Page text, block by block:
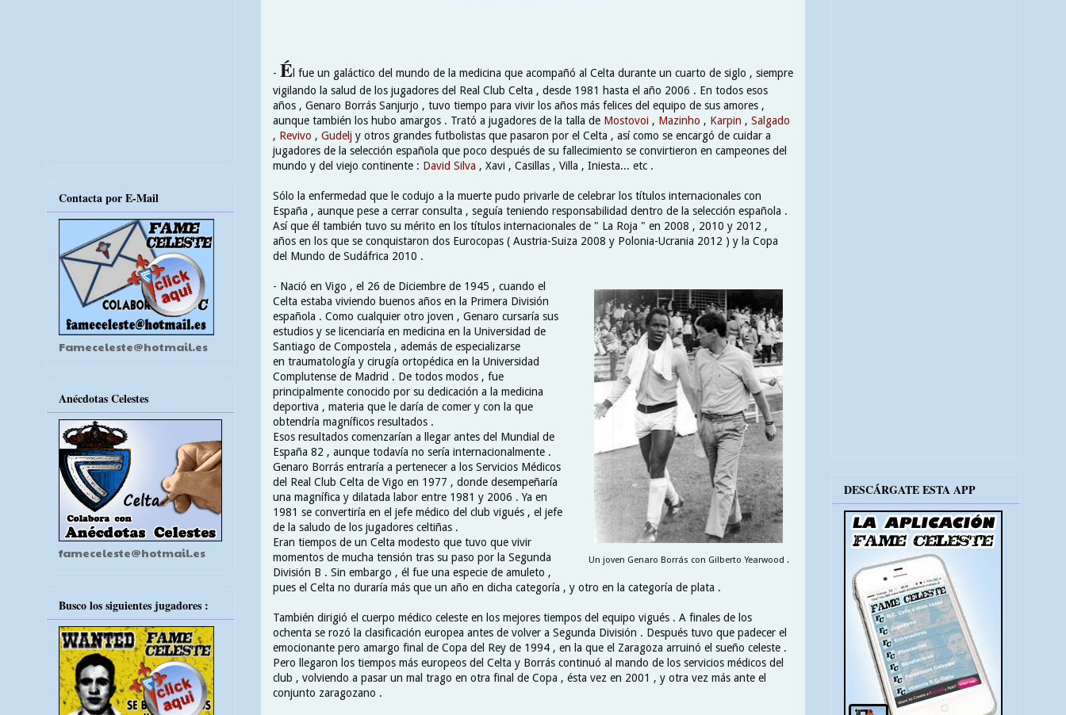
- Él fue un galáctico del mundo de la medicina que acompañó al Celta durante un cuarto de siglo , siempre
vigilando la salud de los jugadores del Real Club Celta , desde 1981 hasta el año 2006 . En todos esos
años , Genaro Borrás Sanjurjo , tuvo tiempo para vivir los años más felices del equipo de sus amores ,
aunque también los hubo amargos . Trató a jugadores de la talla de Mostovoi , Mazinho , Karpin , Salgado
, Revivo , Gudelj y otros grandes futbolistas que pasaron por el Celta , así como se encargó de cuidar a
jugadores de la selección española que poco después de su fallecimiento se convirtieron en campeones del
mundo y del viejo continente : David Silva , Xavi , Casillas , Villa , Iniesta... etc .
Sólo la enfermedad que le codujo a la muerte pudo privarle de celebrar los títulos internacionales con
España , aunque pese a cerrar consulta , seguía teniendo responsabilidad dentro de la selección española .
Así que él también tuvo su mérito en los títulos internacionales de " La Roja " en 2008 , 2010 y 2012 ,
años en los que se conquistaron dos Eurocopas ( Austria-Suiza 2008 y Polonia-Ucrania 2012 ) y la Copa
del Mundo de Sudáfrica 2010 .
Un joven Genaro Borrás con Gilberto Yearwood .
- Nació en Vigo , el 26 de Diciembre de 1945 , cuando el
Celta estaba viviendo buenos años en la Primera División
española . Como cualquier otro joven , Genaro cursaría sus
estudios y se licenciaría en medicina en la Universidad de
Santiago de Compostela , además de especializarse
en traumatología y cirugía ortopédica en la Universidad
Complutense de Madrid . De todos modos , fue
principalmente conocido por su dedicación a la medicina
deportiva , materia que le daría de comer y con la que
obtendría magníficos resultados .
Esos resultados comenzarían a llegar antes del Mundial de
España 82 , aunque todavía no sería internacionalmente .
Genaro Borrás entraría a pertenecer a los Servicios Médicos
del Real Club Celta de Vigo en 1977 , donde desempeñaría
una magnífica y dilatada labor entre 1981 y 2006 . Ya en
1981 se convertiría en el jefe médico del club vigués , el jefe
de la saludo de los jugadores celtiñas .
Eran tiempos de un Celta modesto que tuvo que vivir
momentos de mucha tensión tras su paso por la Segunda
División B . Sin embargo , él fue una especie de amuleto ,
pues el Celta no duraría más que un año en dicha categoría , y otro en la categoría de plata .
También dirigió el cuerpo médico celeste en los mejores tiempos del equipo vigués . A finales de los
ochenta se rozó la clasificación europea antes de volver a Segunda División . Después tuvo que padecer el
emocionante pero amargo final de Copa del Rey de 1994 , en la que el Zaragoza arruinó el sueño celeste .
Pero llegaron los tiempos más europeos del Celta y Borrás continuó al mando de los servicios médicos del
club , volviendo a pasar un mal trago en otra final de Copa , ésta vez en 2001 , y otra vez más ante el
conjunto zaragozano .
Contacta por E-Mail
Fameceleste@hotmail.es
Anécdotas Celestes
fameceleste@hotmail.es
Busco los siguientes jugadores :
DESCÁRGATE ESTA APP